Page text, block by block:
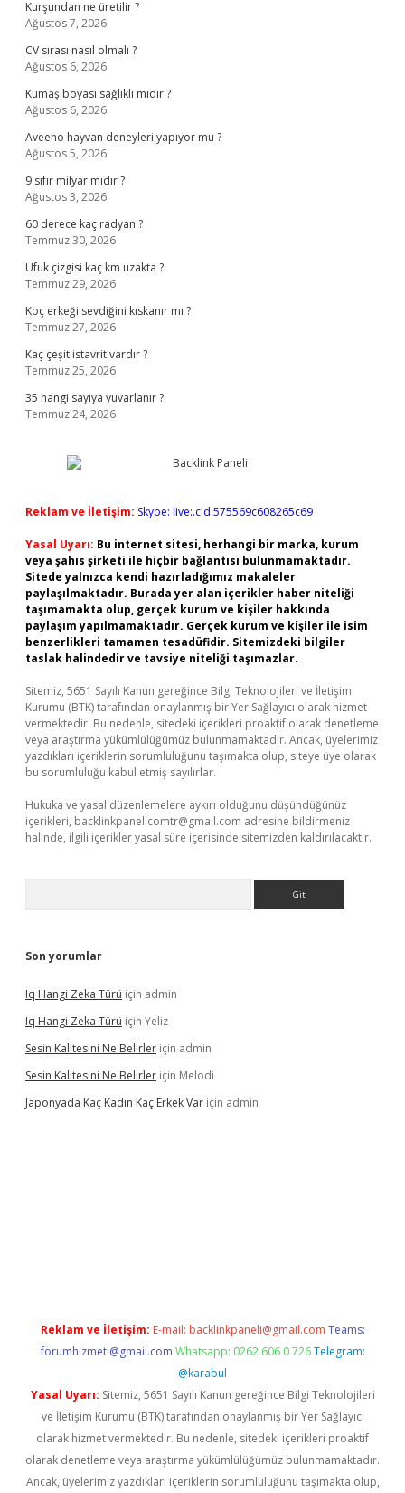
Kurşundan ne üretilir ?
Ağustos 7, 2026
CV sırası nasıl olmalı ?
Ağustos 6, 2026
Kumaş boyası sağlıklı mıdır ?
Ağustos 6, 2026
Aveeno hayvan deneyleri yapıyor mu ?
Ağustos 5, 2026
9 sıfır milyar mıdır ?
Ağustos 3, 2026
60 derece kaç radyan ?
Temmuz 30, 2026
Ufuk çizgisi kaç km uzakta ?
Temmuz 29, 2026
Koç erkeği sevdiğini kıskanır mı ?
Temmuz 27, 2026
Kaç çeşit istavrit vardır ?
Temmuz 25, 2026
35 hangi sayıya yuvarlanır ?
Temmuz 24, 2026
Reklam ve İletişim: Skype: live:.cid.575569c608265c69
Yasal Uyarı: Bu internet sitesi, herhangi bir marka, kurum
veya şahıs şirketi ile hiçbir bağlantısı bulunmamaktadır.
Sitede yalnızca kendi hazırladığımız makaleler
paylaşılmaktadır. Burada yer alan içerikler haber niteliği
taşımamakta olup, gerçek kurum ve kişiler hakkında
paylaşım yapılmamaktadır. Gerçek kurum ve kişiler ile isim
benzerlikleri tamamen tesadüfidir. Sitemizdeki bilgiler
taslak halindedir ve tavsiye niteliği taşımazlar.
Sitemiz, 5651 Sayılı Kanun gereğince Bilgi Teknolojileri ve İletişim
Kurumu (BTK) tarafından onaylanmış bir Yer Sağlayıcı olarak hizmet
vermektedir. Bu nedenle, sitedeki içerikleri proaktif olarak denetleme
veya araştırma yükümlülüğümüz bulunmamaktadır. Ancak, üyelerimiz
yazdıkları içeriklerin sorumluluğunu taşımakta olup, siteye üye olarak
bu sorumluluğu kabul etmiş sayılırlar.
Hukuka ve yasal düzenlemelere aykırı olduğunu düşündüğünüz
içerikleri, backlinkpanelicomtr@gmail.com adresine bildirmeniz
halinde, ilgili içerikler yasal süre içerisinde sitemizden kaldırılacaktır.
Son yorumlar
Iq Hangi Zeka Türü için admin
Iq Hangi Zeka Türü için Yeliz
Sesin Kalitesini Ne Belirler için admin
Sesin Kalitesini Ne Belirler için Melodi
Japonyada Kaç Kadın Kaç Erkek Var için admin
Reklam ve İletişim: E-mail: backlinkpaneli@gmail.com Teams:
forumhizmeti@gmail.com Whatsapp: 0262 606 0 726 Telegram:
@karabul
Yasal Uyarı: Sitemiz, 5651 Sayılı Kanun gereğince Bilgi Teknolojileri
ve İletişim Kurumu (BTK) tarafından onaylanmış bir Yer Sağlayıcı
olarak hizmet vermektedir. Bu nedenle, sitedeki içerikleri proaktif
olarak denetleme veya araştırma yükümlülüğümüz bulunmamaktadır.
Ancak, üyelerimiz yazdıkları içeriklerin sorumluluğunu taşımakta olup,